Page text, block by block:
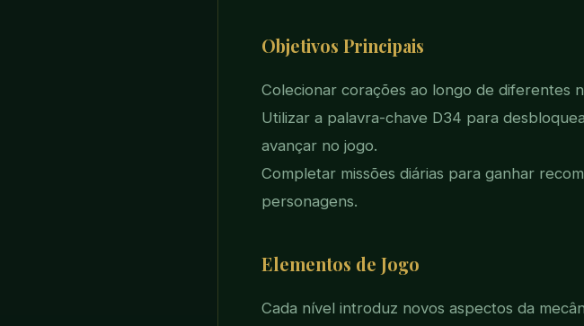
Objetivos Principais
Colecionar corações ao longo de diferentes
Utilizar a palavra-chave D34 para
avançar no jogo.
Completar missões diárias para ganhar
personagens.
Elementos de Jogo
Cada nível introduz novos aspectos da